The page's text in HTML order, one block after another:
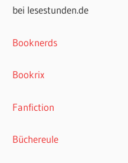
bei lesestunden.de
Booknerds
Bookrix
Fanfiction
Büchereule